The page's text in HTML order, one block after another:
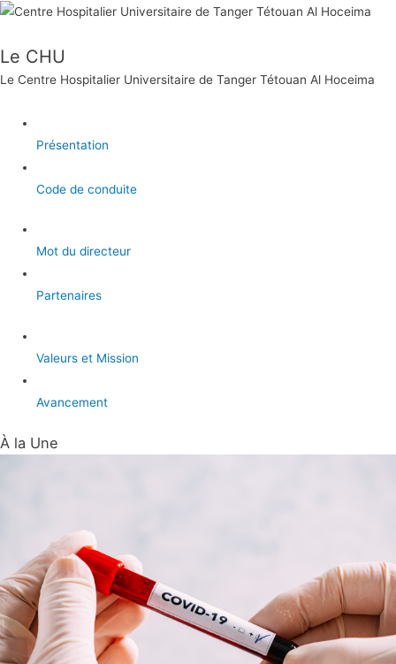
Le CHU
Le Centre Hospitalier Universitaire de Tanger Tétouan Al Hoceima
Présentation
Code de conduite
Mot du directeur
Partenaires
Valeurs et Mission
Avancement
À la Une